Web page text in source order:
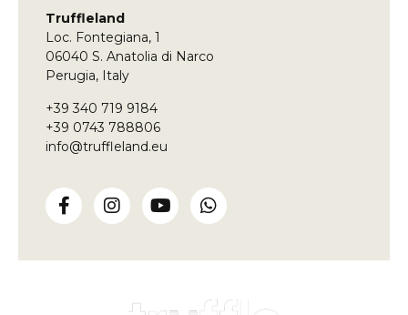
deve
essere
lasciato
vuoto
Truffleland
Loc. Fontegiana, 1
06040 S. Anatolia di Narco
Perugia, Italy
+39 340 719 9184
+39 0743 788806
info@truffleland.eu